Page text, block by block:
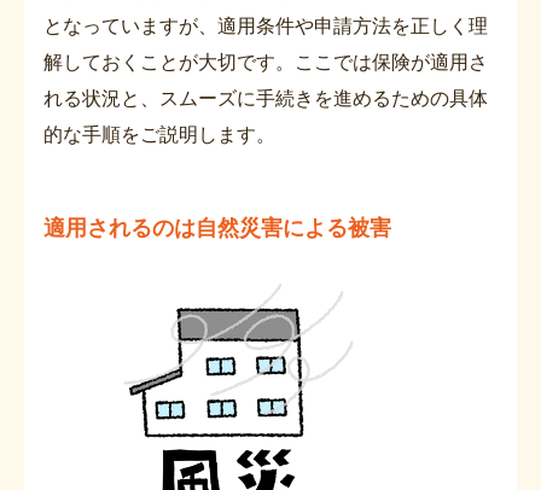
となっていますが、適用条件や申請方法を正しく理
解しておくことが大切です。ここでは保険が適用さ
れる状況と、スムーズに手続きを進めるための具体
的な手順をご説明します。
適用されるのは自然災害による被害